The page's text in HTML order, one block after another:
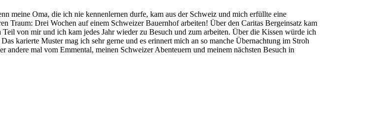
meine Oma, die ich nie kennenlernen durfe, kam aus der Schweiz und mich erfüllte eine
Traum: Drei Wochen auf einem Schweizer Bauernhof arbeiten! Über den Caritas Bergeinsatz kam
von mir und ich kam jedes Jahr wieder zu Besuch und zum arbeiten. Über die Kissen würde ich
karierte Muster mag ich sehr gerne und es erinnert mich an so manche Übernachtung im Stroh
mal vom Emmental, meinen Schweizer Abenteuern und meinem nächsten Besuch in